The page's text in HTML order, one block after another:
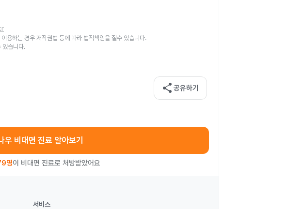
용하는 경우 저작권법 등에 따라 법적책임을 질수 있습니다.
있습니다.
share 공유하기
우 비대면 진료 알아보기
명이 비대면 진료로 처방받았어요
서비스